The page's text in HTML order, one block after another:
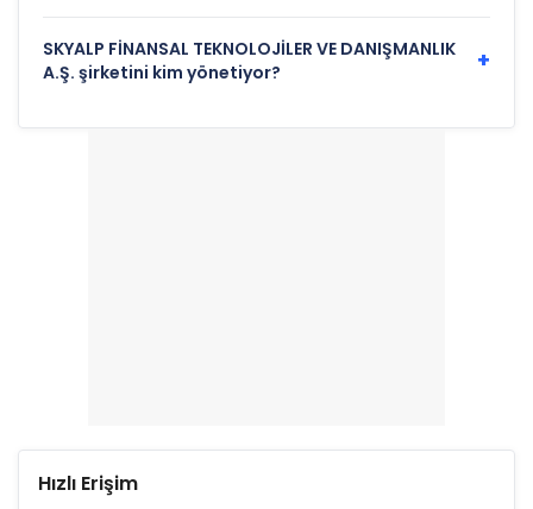
SKYALP FİNANSAL TEKNOLOJİLER VE DANIŞMANLIK
A.Ş. şirketini kim yönetiyor?
+
Hızlı Erişim